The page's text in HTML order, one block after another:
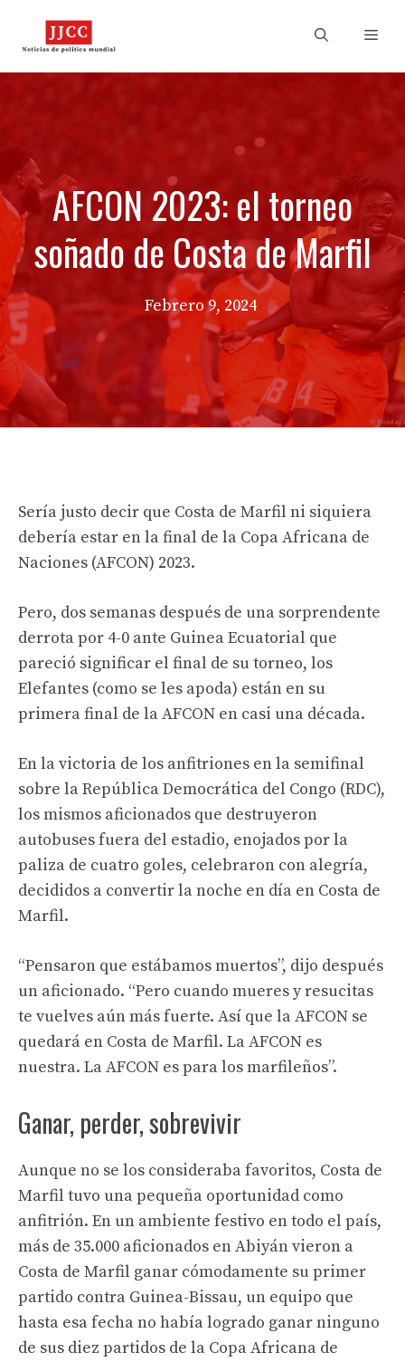
AFCON 2023: el torneo
soñado de Costa de Marfil
Febrero 9, 2024
Sería justo decir que Costa de Marfil ni siquiera
debería estar en la final de la Copa Africana de
Naciones (AFCON) 2023.
Pero, dos semanas después de una sorprendente
derrota por 4-0 ante Guinea Ecuatorial que
pareció significar el final de su torneo, los
Elefantes (como se les apoda) están en su
primera final de la AFCON en casi una década.
En la victoria de los anfitriones en la semifinal
sobre la República Democrática del Congo (RDC),
los mismos aficionados que destruyeron
autobuses fuera del estadio, enojados por la
paliza de cuatro goles, celebraron con alegría,
decididos a convertir la noche en día en Costa de
Marfil.
“Pensaron que estábamos muertos”, dijo después
un aficionado. “Pero cuando mueres y resucitas
te vuelves aún más fuerte. Así que la AFCON se
quedará en Costa de Marfil. La AFCON es
nuestra. La AFCON es para los marfileños”.
Ganar, perder, sobrevivir
Aunque no se los consideraba favoritos, Costa de
Marfil tuvo una pequeña oportunidad como
anfitrión. En un ambiente festivo en todo el país,
más de 35.000 aficionados en Abiyán vieron a
Costa de Marfil ganar cómodamente su primer
partido contra Guinea-Bissau, un equipo que
hasta esa fecha no había logrado ganar ninguno
de sus diez partidos de la Copa Africana de